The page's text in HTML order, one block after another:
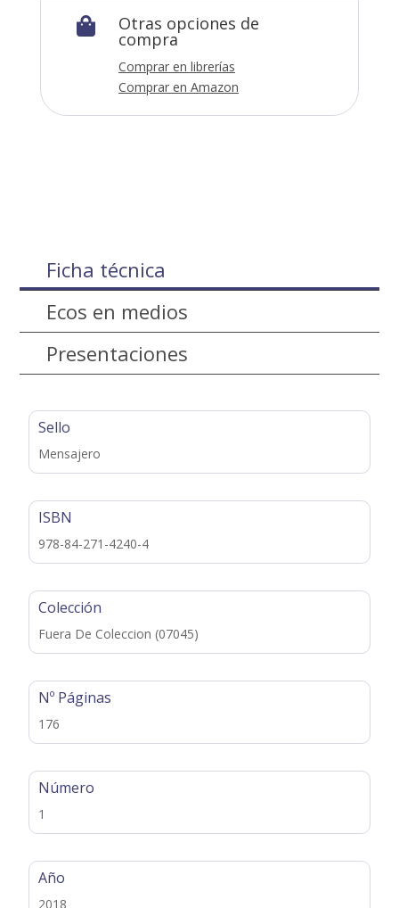
 Otras opciones de
compra
Comprar en librerías
Comprar en Amazon
Ficha técnica
Ecos en medios
Presentaciones
Sello
Mensajero
ISBN
978-84-271-4240-4
Colección
Fuera De Coleccion (07045)
Nº Páginas
176
Número
1
Año
2018